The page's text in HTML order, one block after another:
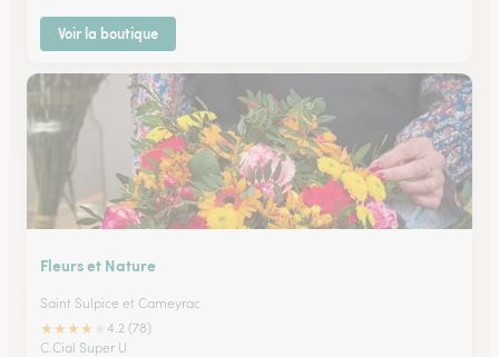
Voir la boutique
Fleurs et Nature
Saint Sulpice et Cameyrac
★★★★
4.2 (78)
C.Cial Super U